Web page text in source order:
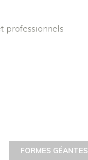
professionnels
FORMES GÉANTES